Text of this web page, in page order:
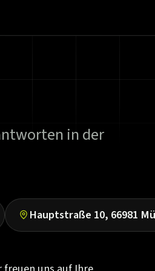
in der
Hauptstraße 10, 66981